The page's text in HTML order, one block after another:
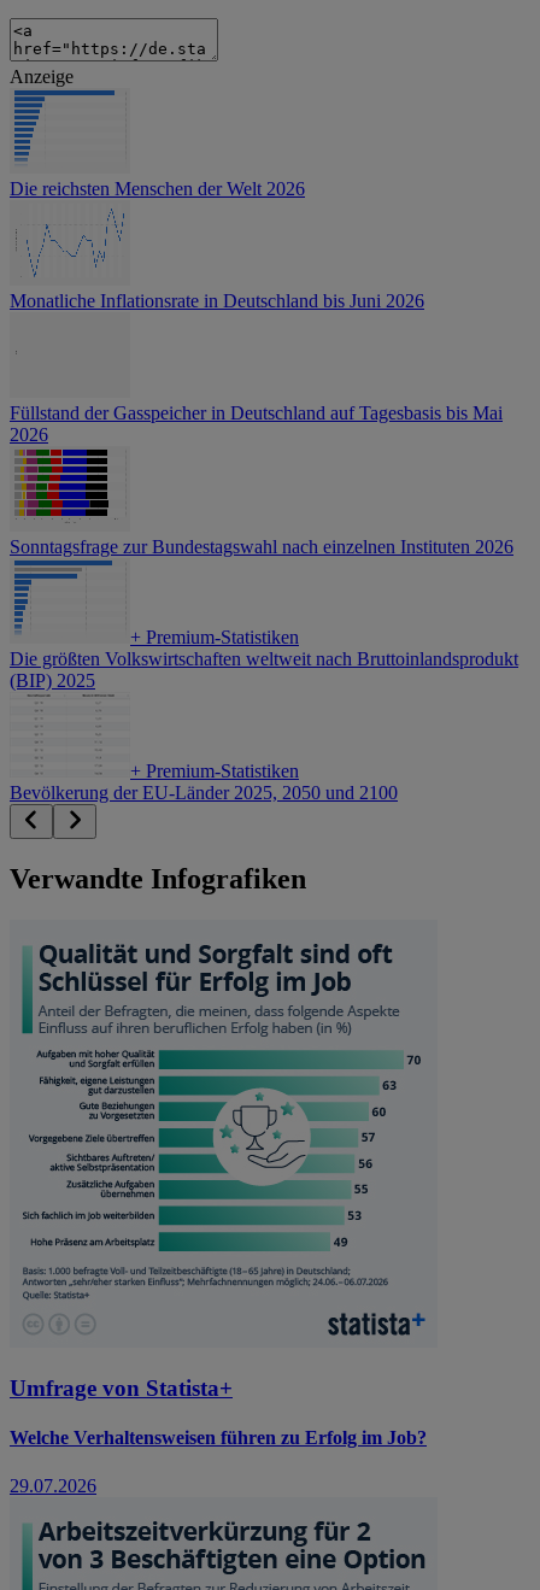
Anzeige
Die reichsten Menschen der Welt 2026
Monatliche Inflationsrate in Deutschland bis Juni 2026
Füllstand der Gasspeicher in Deutschland auf Tagesbasis bis Mai
2026
Sonntagsfrage zur Bundestagswahl nach einzelnen Instituten 2026
+ Premium-Statistiken
Die größten Volkswirtschaften weltweit nach Bruttoinlandsprodukt
(BIP) 2025
+ Premium-Statistiken
Bevölkerung der EU-Länder 2025, 2050 und 2100
Verwandte Infografiken
Umfrage von Statista+
Welche Verhaltensweisen führen zu Erfolg im Job?
29.07.2026